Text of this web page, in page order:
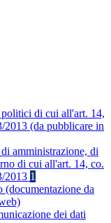
di cui all'art. 14,
2013 (da pubblicare in
amministrazione, di
di cui all'art. 14, co.
2013 1
(documentazione da
dei dati